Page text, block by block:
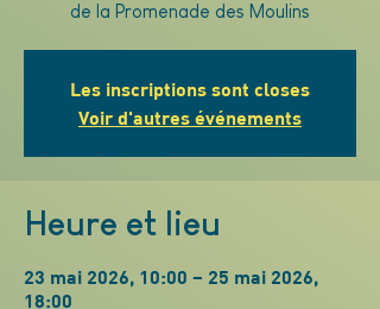
de la Promenade des Moulins
Les inscriptions sont closes
Voir d'autres événements
Heure et lieu
23 mai 2026, 10:00 – 25 mai 2026,
18:00